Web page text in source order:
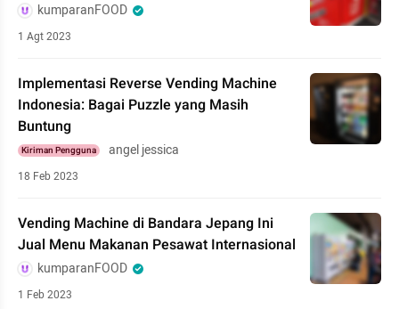
kumparanFOOD
1 Agt 2023
Implementasi Reverse Vending Machine
Indonesia: Bagai Puzzle yang Masih
Buntung
Kiriman Pengguna angel jessica
18 Feb 2023
Vending Machine di Bandara Jepang Ini
Jual Menu Makanan Pesawat Internasional
kumparanFOOD
1 Feb 2023